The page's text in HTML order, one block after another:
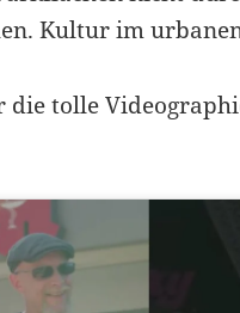
Kultur im
die tolle